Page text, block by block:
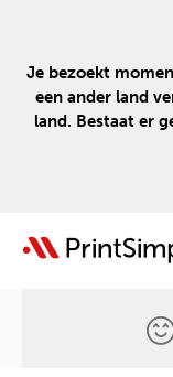
Je bezoekt
een ander land
land. Bestaat er